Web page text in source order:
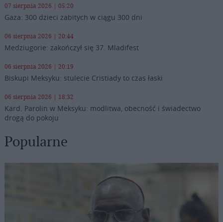
07 sierpnia 2026 | 05:20
Gaza: 300 dzieci zabitych w ciągu 300 dni
06 sierpnia 2026 | 20:44
Medziugorie: zakończył się 37. Mladifest
06 sierpnia 2026 | 20:19
Biskupi Meksyku: stulecie Cristiady to czas łaski
06 sierpnia 2026 | 18:32
Kard. Parolin w Meksyku: modlitwa, obecność i świadectwo
drogą do pokoju
Popularne